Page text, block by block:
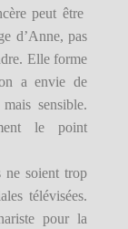
peut être
d’Anne, pas
Elle forme
a envie de
sensible.
le point
ne soient trop
télévisées.
pour la